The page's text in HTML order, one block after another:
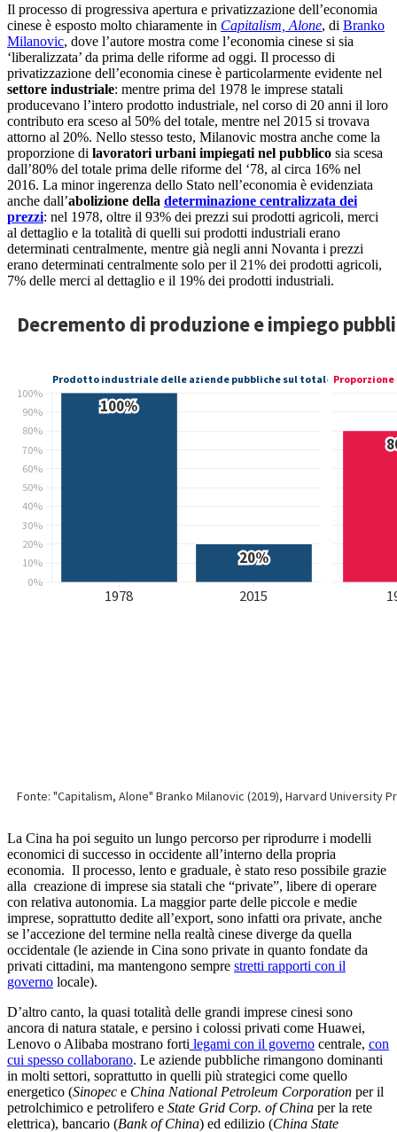
Il processo di progressiva apertura e privatizzazione dell’economia
cinese è esposto molto chiaramente in Capitalism, Alone, di Branko
Milanovic, dove l’autore mostra come l’economia cinese si sia
‘liberalizzata’ da prima delle riforme ad oggi. Il processo di
privatizzazione dell’economia cinese è particolarmente evidente nel
settore industriale: mentre prima del 1978 le imprese statali
producevano l’intero prodotto industriale, nel corso di 20 anni il loro
contributo era sceso al 50% del totale, mentre nel 2015 si trovava
attorno al 20%. Nello stesso testo, Milanovic mostra anche come la
proporzione di lavoratori urbani impiegati nel pubblico sia scesa
dall’80% del totale prima delle riforme del ‘78, al circa 16% nel
2016. La minor ingerenza dello Stato nell’economia è evidenziata
anche dall’abolizione della determinazione centralizzata dei
prezzi: nel 1978, oltre il 93% dei prezzi sui prodotti agricoli, merci
al dettaglio e la totalità di quelli sui prodotti industriali erano
determinati centralmente, mentre già negli anni Novanta i prezzi
erano determinati centralmente solo per il 21% dei prodotti agricoli,
7% delle merci al dettaglio e il 19% dei prodotti industriali.
La Cina ha poi seguito un lungo percorso per riprodurre i modelli
economici di successo in occidente all’interno della propria
economia. Il processo, lento e graduale, è stato reso possibile grazie
alla creazione di imprese sia statali che “private”, libere di operare
con relativa autonomia. La maggior parte delle piccole e medie
imprese, soprattutto dedite all’export, sono infatti ora private, anche
se l’accezione del termine nella realtà cinese diverge da quella
occidentale (le aziende in Cina sono private in quanto fondate da
privati cittadini, ma mantengono sempre stretti rapporti con il
governo locale).
D’altro canto, la quasi totalità delle grandi imprese cinesi sono
ancora di natura statale, e persino i colossi privati come Huawei,
Lenovo o Alibaba mostrano forti legami con il governo centrale, con
cui spesso collaborano. Le aziende pubbliche rimangono dominanti
in molti settori, soprattutto in quelli più strategici come quello
energetico (Sinopec e China National Petroleum Corporation per il
petrolchimico e petrolifero e State Grid Corp. of China per la rete
elettrica), bancario (Bank of China) ed edilizio (China State